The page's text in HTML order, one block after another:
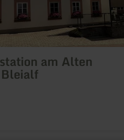
am Alten